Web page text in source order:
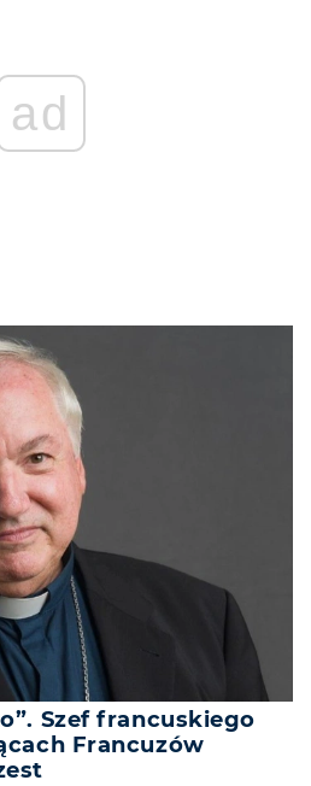
Szef francuskiego
Francuzów